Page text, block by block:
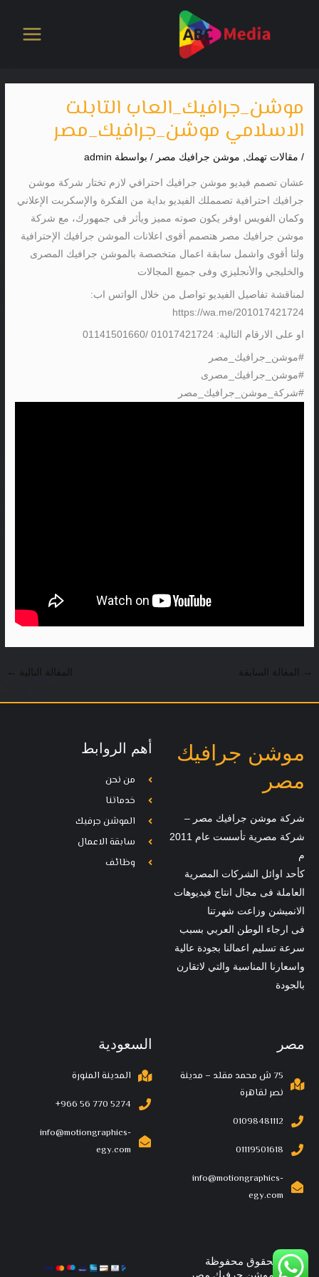
موشن_جرافيك_العاب التابلت
الاسلامي موشن_جرافيك_مصر
/ مقالات تهمك, موشن جرافيك مصر / بواسطة admin
عشان تصمم فيديو موشن جرافيك احترافي لازم تختار شركة موشن
جرافيك احترافية تصمملك الفيديو بداية من الفكرة والإسكربت الإعلاني
وكمان الفويس اوفر يكون صوته مميز ويأثر فى جمهورك، مع شركة
موشن جرافيك مصر هتصمم أقوى اعلانات الموشن جرافيك الإحترافية
ولنا أقوى واشمل سابقة اعمال متخصصة بالموشن جرافيك المصرى
والخليجي والأنجليزي وفى جميع المجالات
لمناقشة تفاصيل الفيديو تواصل من خلال الواتس اب:
https://wa.me/201017421724
او على الارقام التالية: 01017421724 /01141501660
#موشن_جرافيك_مصر
#موشن_جرافيك_مصرى
#شركة_موشن_جرافيك_مصر
→ المقالة السابقة المقالة التالية ←
موشن جرافيك
مصر
شركة موشن جرافيك مصر –
شركة مصرية تأسست عام 2011
م
كأحد اوائل الشركات المصرية
العاملة فى مجال انتاج فيديوهات
الانميشن وزاعت شهرتنا
فى ارجاء الوطن العربي بسبب
سرعة تسليم اعمالنا بجودة عالية
واسعارنا المناسبة والتي لاتقارن
بالجودة
أهم الروابط
من نحن
خدماتنا
الموشن جرفيك
سابقة الاعمال
وظائف
مصر
75 ش محمد مقلد – مدينة
نصر لقاهرة
01098481112
01119501618
info@motiongraphics-
egy.com
السعودية
المدينة المنورة
‪+966 56 770 5274‬
info@motiongraphics-
egy.com
جميع الحقوق محفوظة
©2022موشن جرفيك مصر